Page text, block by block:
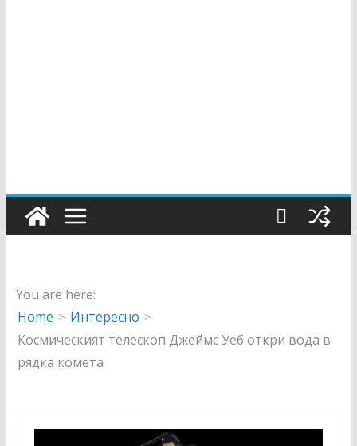
You are here:
Home
Интересно
Космическият телескоп Джеймс Уеб откри вода в
рядка комета